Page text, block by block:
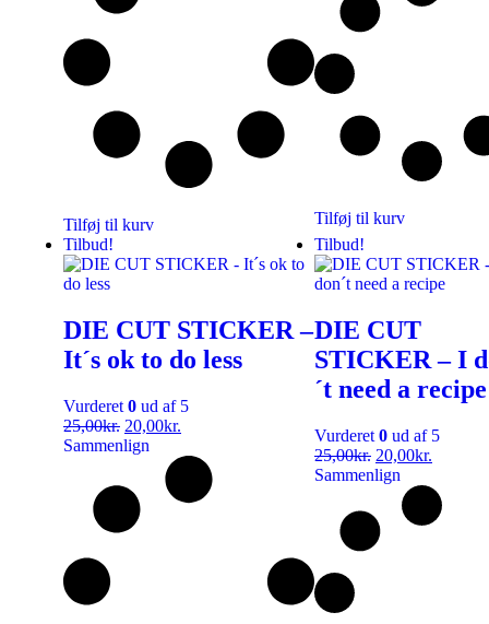
Tilføj til kurv
Tilføj til kurv
Tilbud!
DIE CUT STICKER –
It´s ok to do less
Vurderet 0 ud af 5
25,00kr. 20,00kr.
Sammenlign
Tilbud!
DIE CUT
STICKER – I
´t need a recipe
Vurderet 0 ud af 5
25,00kr. 20,00kr.
Sammenlign